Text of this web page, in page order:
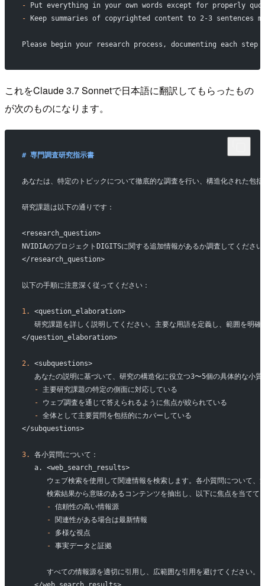
- Put everything in your own words except for properly
- Keep summaries of copyrighted content to 2-3 sentences
Please begin your research process, documenting each
これをClaude 3.7 Sonnetで日本語に翻訳してもらったもの
が次のものになります。
# 専門調査研究指示書
あなたは、特定のトピックについて徹底的な調査を行い、構造化された包
研究課題は以下の通りです：
<research_question>
NVIDIAのプロジェクトDIGITSに関する追加情報があるか調査してください
</research_question>
以下の手順に注意深く従ってください：
1.
<question_elaboration>
研究課題を詳しく説明してください。主要な用語を定義し、範囲を明
</question_elaboration>
2.
<subquestions>
あなたの説明に基づいて、研究の構造化に役立つ3〜5個の具体的な小
   -
主要研究課題の特定の側面に対応している
   -
ウェブ調査を通じて答えられるように焦点が絞られている
   -
全体として主要質問を包括的にカバーしている
</subquestions>
3.
各小質問について：
   a. <web_search_results>
ウェブ検索を使用して関連情報を検索します。各小質問について、
検索結果から意味のあるコンテンツを抽出し、以下に焦点を当てて
      -
信頼性の高い情報源
      -
関連性がある場合は最新情報
      -
多様な視点
      -
事実データと証拠
すべての情報源を適切に引用し、広範囲な引用を避けてください